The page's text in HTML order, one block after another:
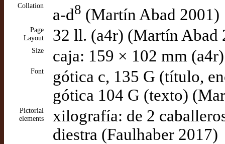
Collation a-d8 (Martín Abad 2001)
Page
Layout
32 ll. (a4r) (Martín Abad
Size caja: 159 × 102 mm
Font
gótica c, 135 G (título,
gótica 104 G (texto)
Pictorial
elements
xilografía: de 2
diestra (Faulhaber 2017)